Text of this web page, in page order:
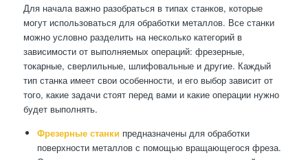
Для начала важно разобраться в типах станков, которые
могут использоваться для обработки металлов. Все станки
можно условно разделить на несколько категорий в
зависимости от выполняемых операций: фрезерные,
токарные, сверлильные, шлифовальные и другие. Каждый
тип станка имеет свои особенности, и его выбор зависит от
того, какие задачи стоят перед вами и какие операции нужно
будет выполнять.
Фрезерные станки предназначены для обработки
поверхности металлов с помощью вращающегося фреза.